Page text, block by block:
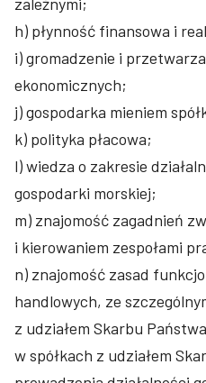
h) płynność finansowa i
i) gromadzenie i
ekonomicznych;
j) gospodarka mieniem
k) polityka płacowa;
l) wiedza o zakresie
gospodarki morskiej;
m) znajomość zagadnień
i kierowaniem zespołami
n) znajomość zasad
handlowych, ze
z udziałem Skarbu
w spółkach z udziałem